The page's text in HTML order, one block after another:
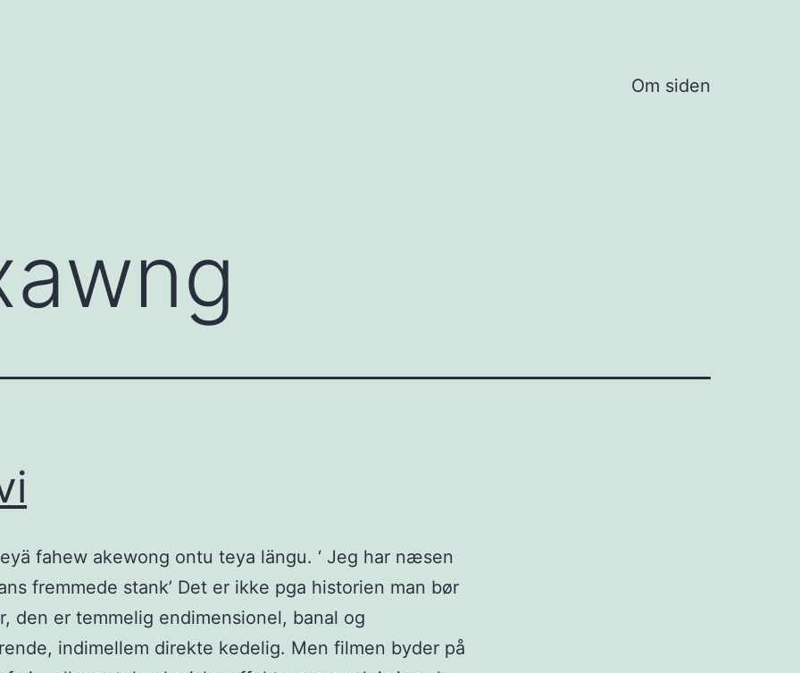
Om siden
fahew akewong ontu teya längu. ‘ Jeg har næsen
fremmede stank’ Det er ikke pga historien man bør
den er temmelig endimensionel, banal og
indimellem direkte kedelig. Men filmen byder på